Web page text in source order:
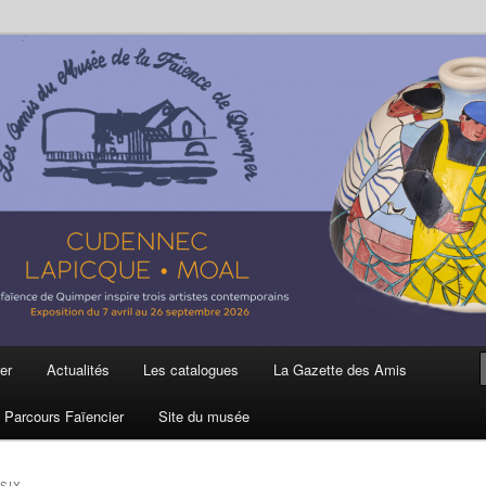
et de la Faïence de Quimper
Actualités Les catalogues La Gazette des Amis
Parcours Faïencier Site du musée